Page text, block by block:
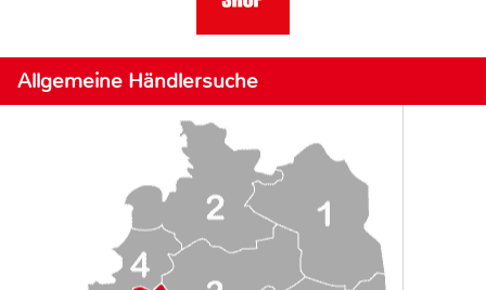
Allgemeine Händlersuche